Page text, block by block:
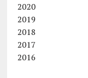
2020
2019
2018
2017
2016